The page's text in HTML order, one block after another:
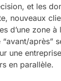
et les
nouveaux
d’une zone à
“avant/après”
une
en parallèle.